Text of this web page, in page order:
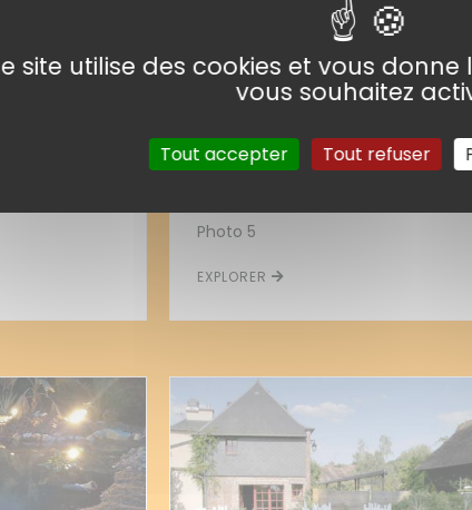
Photo 5
EXPLORER
site utilise des cookies et vous
vous souhaitez
Tout accepter Tout refuser